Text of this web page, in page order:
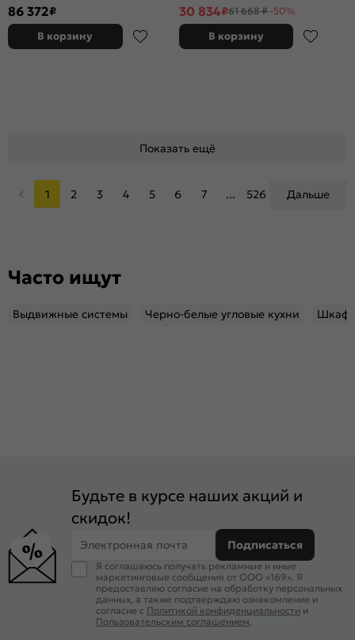
86 372₽
В корзину
30 834₽61 668 ₽ -50%
В корзину
Показать ещё
1 2 3 4 5 6 7 ... 526 Дальше
Часто ищут
Выдвижные системы Черно-белые угловые кухни
Будьте в курсе наших акций и
скидок!
Электронная почта Подписаться
Я соглашаюсь получать рекламные и иные
маркетинговые сообщения от ООО «169». Я
предоставляю согласие на обработку персональных
данных, а также подтверждаю ознакомление и
согласие с Политикой конфиденциальности и
Пользовательским соглашением.